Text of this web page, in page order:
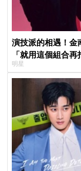
演技派的相遇！金
「就用這個組合再
明星